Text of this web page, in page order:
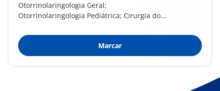
Otorrinolaringologia Geral;
Otorrinolaringologia Pediátrica; Cirurgia do
Marcar